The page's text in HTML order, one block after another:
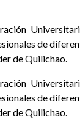
de
de Quilichao.
de
de Quilichao.